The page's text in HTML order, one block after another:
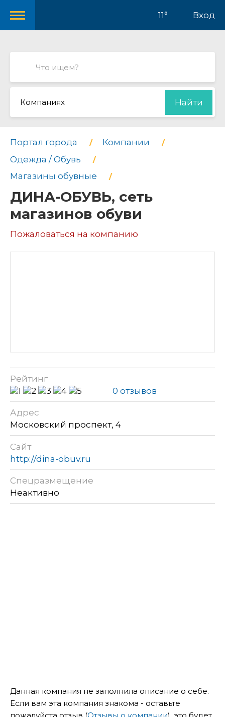
11° Вход
Компаниях Найти
Портал города
Компании
Одежда / Обувь
Магазины обувные
ДИНА-ОБУВЬ, сеть
магазинов обуви
Пожаловаться на компанию
Рейтинг
0 отзывов
Адрес
Московский проспект, 4
Сайт
http://dina-obuv.ru
Спецразмещение
Неактивно
Данная компания не заполнила описание о себе.
Если вам эта компания знакома - оставьте
пожалуйста отзыв (Отзывы о компании), это будет